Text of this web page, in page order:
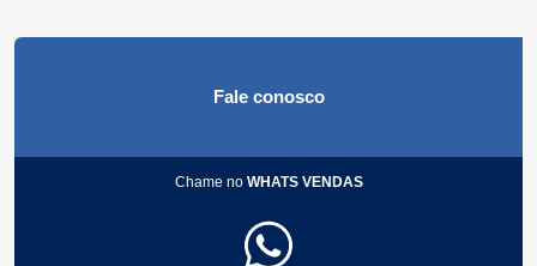
Fale conosco
Chame no WHATS VENDAS